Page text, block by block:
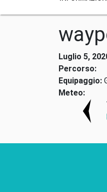
Luglio 5,
Percorso:
Equipaggio:
Meteo: